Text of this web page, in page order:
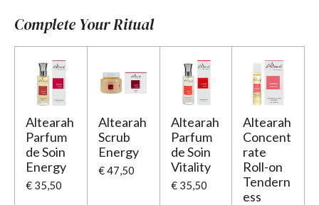
Complete Your Ritual
Altearah
Parfum
de Soin
Energy
€ 35,50
Altearah
Scrub
Energy
€ 47,50
Altearah
Parfum
de Soin
Vitality
€ 35,50
Altearah
Concent
rate
Roll-on
Tendern
ess